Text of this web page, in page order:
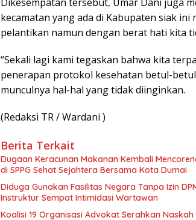
kecamatan yang ada di Kabupaten siak
pelantikan namun dengan berat hati kita
“Sekali lagi kami tegaskan bahwa kita
penerapan protokol kesehatan betul-
munculnya hal-hal yang tidak diinginkan.
(Redaksi TR / Wardani )
Berita Terkait
Dugaan Keracunan Makanan Kembali
di SPPG Sehat Sejahtera Bersama Kota Dumai
Diduga Gunakan Fasilitas Negara Tanpa Izin
Instruktur Sempat Intimidasi Wartawan
Koalisi 19 Organisasi Advokat Serahkan